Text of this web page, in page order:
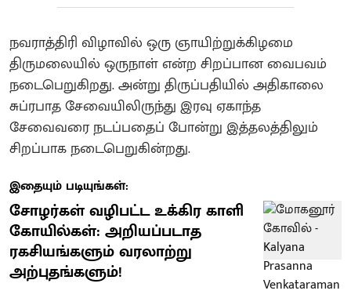
நவராத்திரி விழாவில் ஒரு ஞாயிற்றுக்கிழமை
திருமலையில் ஒருநாள் என்ற சிறப்பான வைபவம்
நடைபெறுகிறது. அன்று திருப்பதியில் அதிகாலை
சுப்ரபாத சேவையிலிருந்து இரவு ஏகாந்த
சேவைவரை நடப்பதைப் போன்று இத்தலத்திலும்
சிறப்பாக நடைபெறுகின்றது.
இதையும் படியுங்கள்:
சோழர்கள் வழிபட்ட உக்கிர காளி
கோயில்கள்: அறியப்படாத
ரகசியங்களும் வரலாற்று
அற்புதங்களும்!